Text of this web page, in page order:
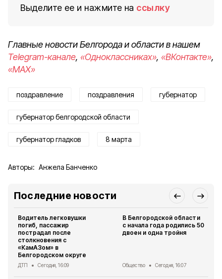
Выделите ее и нажмите на ссылку
Главные новости Белгорода и области в нашем
Telegram-канале, «Одноклассниках», «ВКонтакте»,
«MAX»
поздравление поздравления губернатор
губернатор белгородской области
губернатор гладков 8 марта
Авторы: Анжела Банченко
Последние новости
Водитель легковушки
погиб, пассажир
пострадал после
столкновения с
«КамАЗом» в
Белгородском округе
ДТП Сегодня, 16:09
В Белгородской области
с начала года родились 50
двоен и одна тройня
Общество Сегодня, 16:07